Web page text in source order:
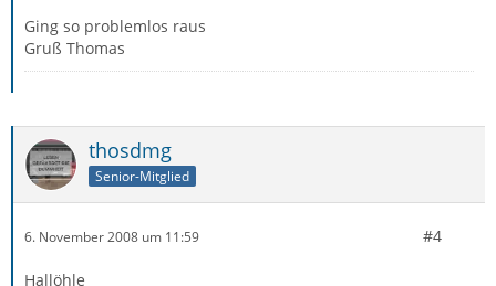
Ging so problemlos raus
Gruß Thomas
thosdmg
Senior-Mitglied
6. November 2008 um 11:59 #4
Hallöhle